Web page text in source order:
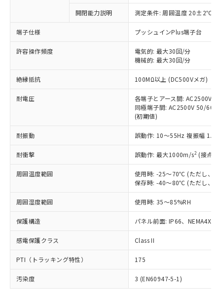
開閉能力説明 測定条件: 周囲温度 20±2℃、
端子仕様 プッシュインPlus端子台
許容操作頻度
電気的: 最大30回/分
機械的: 最大30回/分
絶縁抵抗 100MΩ以上 (DC500Vメガ)
耐電圧
各端子とアース間: AC2500V
同極端子間: AC2500V 50/
(初期値)
耐振動 誤動作: 10～55Hz 複振幅
耐衝撃 誤動作: 最大1000m/s2 (接点
周囲温度範囲
使用時: -25～70℃ (ただし、氷
保存時: -40～80℃ (ただし、氷
周囲湿度範囲 使用時: 35～85%RH
保護構造 パネル前面: IP66、NEMA4X,
感電保護クラス Class II
PTI（トラッキング特性） 175
汚染度 3 (EN60947-5-1)
以下の条件をお読みいただき、同意のうえ
ご利用ください。
本サービスは、当社制御機器事業取扱
商品の当社在庫状況および標準価格
当社制御機器事業取扱商品の中には、
本サービスの対象外となる商品もある
ことをご了承ください。
在庫状況および標準価格照会結果は、
記載している更新日時点での社内デー
タに基づき作成されるものであり、閲
覧された時点での実際の在庫および標
準価格とは異なる場合があることをご
正式な納期状況および標準価格はお客
様のお取引先、またはお客様担当のオ
ムロン制御機器販売店・当社販売員に
オムロン制御機器販売店や当社販売拠
販売ネットワーク
」をご確認
ください。
在庫状況および標準価格結果を当社の
事前の承諾なく第三者に漏洩または開
マイパーツ機能（部品リスト作成サー
対応予定なし：EU RoHS指令（10物質）の
非含有に非対応の商品で、対応品を出す予
定はありません。
調査・確認中：EU RoHS指令（10物質）の
非含有の対応状況を調査中または確認中の
非該当品：ライセンス料など無形物で、有
害物質有無と関係のない商品です。
いたものが、含有品と判明した場合などや
むを得ず変更することがあります。
六価クロム(Cr(Ⅵ)) 1000ppm以下、ポリ臭化ビフェニル
類(PBB) 1000ppm以下、ポリ臭化ジフェニルエーテル類
(PBDE) 1000ppm以下、フタル酸ビス(2-エチルヘキシ
ル) (DEHP)(別名：DOP) 1000ppm以下、フタル酸ブチ
ルベンジル（BBP） 1000ppm以下、フタル酸ジブチル
（DBP） 1000ppm以下、フタル酸ジイソブチル
(DIBP) 1000ppm以下
フタル酸エステル類の４物質については閾値を超える意
図的な使用がないことを確認しています。
※2 対応予定月
部品在庫の切り替え状況などにより、予定
月が前後することがあります。
※1 中国RoHS○×表
「○」：最大均質材料含有率が中国RoHSの
基準値以下であることを示します。
「×」：最大均質材料含有率が中国RoHSの
基準値を超えていることを示します。
「－」：未確認です。当社販売部門へお問
*中国RoHS10物質の基準値 (GB/T26572)：
Pb(鉛) :1000ppm、 Hg(水銀) : 1000ppm、 Cd(カドミウ
Cr(Ⅵ)(六価クロム) : 1000ppm、 PBBs(ポリ臭化ビフェ
ニル類) : 1000ppm、 PBDEs(ポリ臭化ジフェニルエーテ
DBP(フタル酸ジブチル) : 1000ppm、 DIBP(フタル酸ジ
イソブチル) : 1000ppm、 BBP(フタル酸ブチルベンジ
ル) : 1000ppm、
DEHP(フタル酸ビス(2-エチルヘキシル)) : 1000ppm
※2 環境保護使用期限
「ｅ」：有害物質（10物質）のすべてが基
準値以下であることを示します。
「10」：通常の使用状況下において有害物
質が外部に漏えいし、環境に深刻な影響を
当社は、これら貴社製品のうち、外国
為替および外国貿易法に定める商品
（以下｢規制貨物等」という）を輸出
または国外への提供する場合は、日本
国政府の輸出許可(または役務取引許
可)を取得するなどの必要な手続きを
当社は規制貨物を破棄する場合は、完
全に破砕するなど、違法に輸出されな
いよう必要な手段を講じます。
ル、化学兵器、生物兵器またはその他
武器並びにこれらの製造装置等に一切
使用いたしません。
当社は、貴社製品を第三者に販売する
場合は、上記1、2および3の内容を当
該第三者に通知します。また当社は、
販売先および販売に係わる関係者が違
法に輸出するおそれがある場合は、取
○ 一定数以上の在庫あり
一定数には満たないが在庫あり
在庫なし(最新の在庫状況につ
いては、お客様のお取引先、ま
たはお客様担当のオムロン制御
機器販売店・当社販売員にご確
認ください)
受注生産機種、また在庫状況の